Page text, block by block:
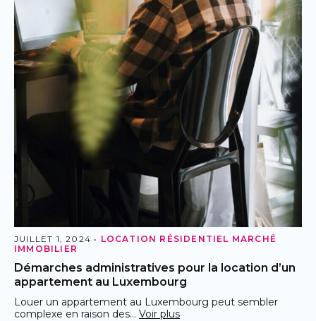
JUILLET 1, 2024 • LOCATION RÉSIDENTIEL MARCHÉ
IMMOBILIER
Démarches administratives pour la location d’un
appartement au Luxembourg
Louer un appartement au Luxembourg peut sembler
complexe en raison des… Voir plus